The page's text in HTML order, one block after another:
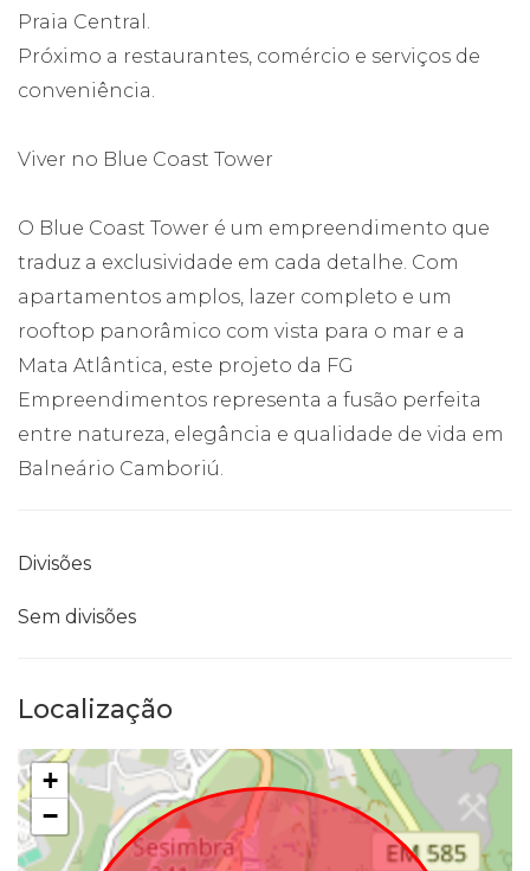
Praia Central.
Próximo a restaurantes, comércio e serviços de
conveniência.
Viver no Blue Coast Tower
O Blue Coast Tower é um empreendimento que
traduz a exclusividade em cada detalhe. Com
apartamentos amplos, lazer completo e um
rooftop panorâmico com vista para o mar e a
Mata Atlântica, este projeto da FG
Empreendimentos representa a fusão perfeita
entre natureza, elegância e qualidade de vida em
Balneário Camboriú.
Divisões
Sem divisões
Localização
+
−